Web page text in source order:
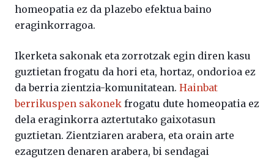
homeopatia ez da plazebo efektua baino
eraginkorragoa.
Ikerketa sakonak eta zorrotzak egin diren kasu
guztietan frogatu da hori eta, hortaz, ondorioa ez
da berria zientzia-komunitatean. Hainbat
berrikuspen sakonek frogatu dute homeopatia ez
dela eraginkorra aztertutako gaixotasun
guztietan. Zientziaren arabera, eta orain arte
ezagutzen denaren arabera, bi sendagai